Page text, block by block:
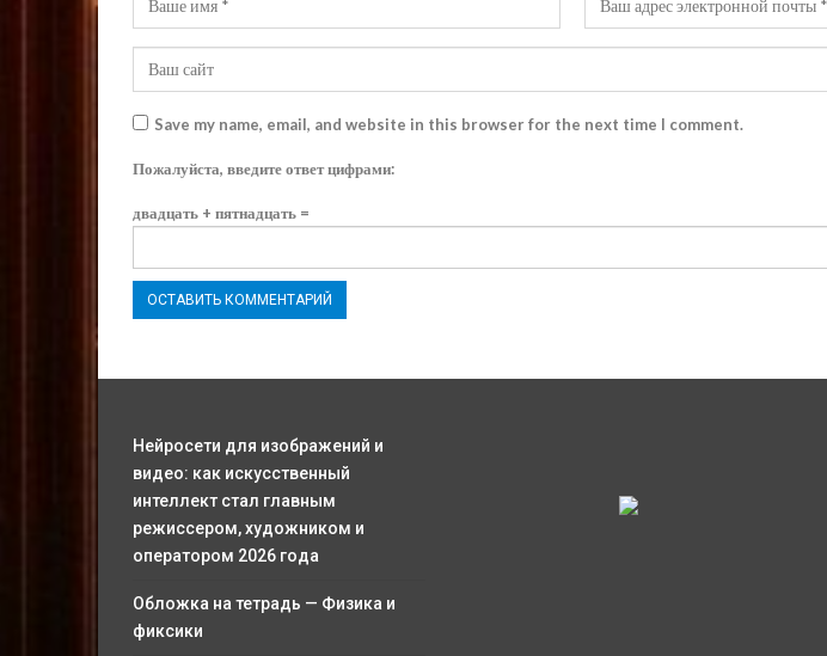
Save my name, email, and website in this browser for the next time I comment.
Пожалуйста, введите ответ цифрами:
двадцать + пятнадцать =
Нейросети для изображений и
видео: как искусственный
интеллект стал главным
режиссером, художником и
оператором 2026 года
Обложка на тетрадь — Физика и
фиксики